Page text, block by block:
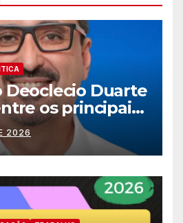
Deoclecio Duarte
os principais
Brasil para
2026